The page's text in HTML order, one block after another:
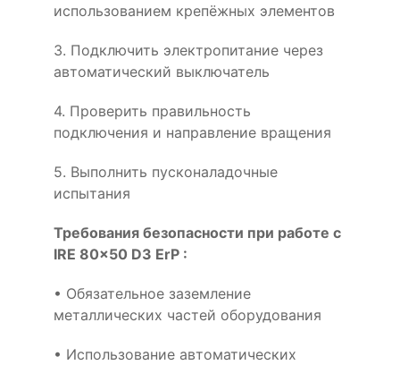
использованием крепёжных элементов
3. Подключить электропитание через
автоматический выключатель
4. Проверить правильность
подключения и направление вращения
5. Выполнить пусконаладочные
испытания
Требования безопасности при работе с
IRE 80x50 D3 ErP :
• Обязательное заземление
металлических частей оборудования
• Использование автоматических